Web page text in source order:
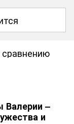
Валерии –
и